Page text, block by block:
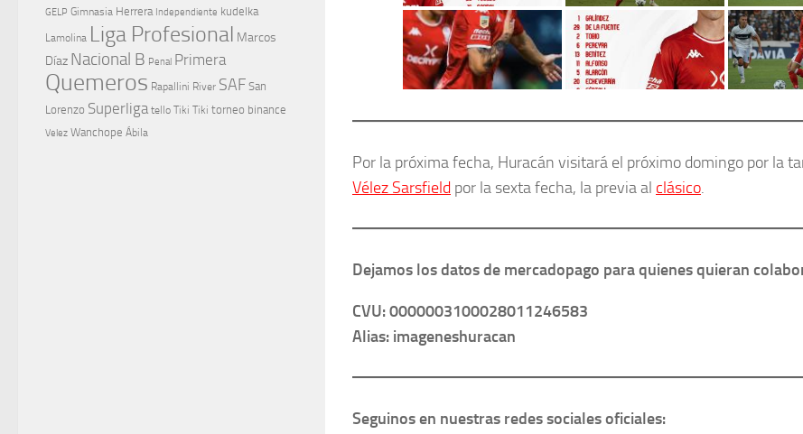
Por la próxima fecha, Huracán visitará el próximo domingo por la
Vélez Sarsfield por la sexta fecha, la previa al clásico.
Dejamos los datos de mercadopago para quienes quieran
CVU: 0000003100028011246583
Alias: imageneshuracan
Seguinos en nuestras redes sociales oficiales:
GELP Gimnasia Herrera Independiente kudelka
Lamolina Liga Profesional Marcos
Díaz Nacional B Penal Primera
Quemeros Rapallini River SAF San
Lorenzo Superliga tello Tiki Tiki torneo binance
Velez Wanchope Ábila